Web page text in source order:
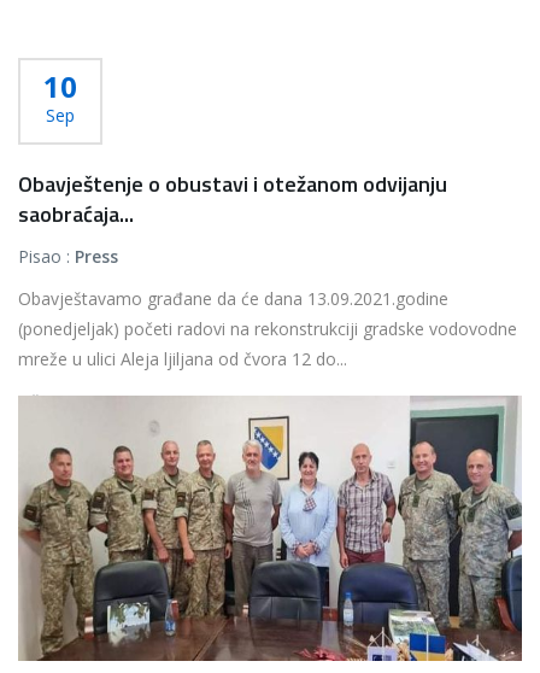
10
Sep
Obavještenje o obustavi i otežanom odvijanju
saobraćaja...
Pisao : Press
Obavještavamo građane da će dana 13.09.2021.godine
(ponedjeljak) početi radovi na rekonstrukciji gradske vodovodne
mreže u ulici Aleja ljiljana od čvora 12 do...
Više...